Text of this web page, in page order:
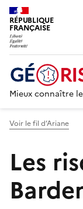
RÉPUBLIQUE
FRANÇAISE
Mieux connaître
Voir le fil d’Ariane
Les